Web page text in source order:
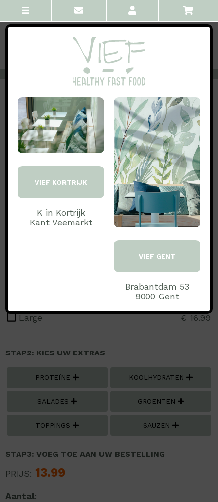
VIEF KORTRIJK
K in Kortrijk
Kant Veemarkt
VIEF GENT
Brabantdam 53
9000 Gent
VORIGE ALLE VOLGENDE
Wraps
Tuur
Zalm, quinoa, ijsbergsalade, tomaat,
komkommer, rode ui, edamame, noten- en
bonenmix, citrus
Proteïne 'zalm' wijzigen? Kies build your own.
Vis
Large
€ 16.99
STAP2: KIES UW EXTRAS
PROTEÏNE KOOLHYDRATEN
SALADES GROENTEN
TOPPINGS SAUZEN
STAP3: VOEG TOE AAN UW BESTELLING
PRIJS: 13.99
Aantal: